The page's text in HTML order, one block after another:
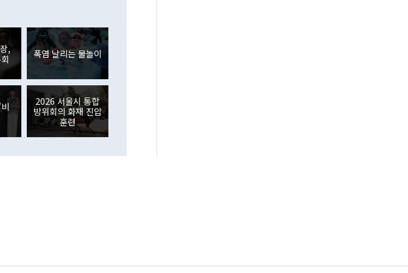
제포럼(EEF)'을 언급하
한 데 대해서도 조 장관
도가 나가지 않았다"고
정부 내 조율을 거치지
와 국호 사용, 9·19 군
정할 사안이 아니어서 월
의 업무보고를 듣고 난
"라고 재차 확인했다. 정
국가안전보장회의(NSC)
에 가깝다"며 "안보 관
진하겠다고 업무보고를
한다'고 주장한 것은 심각
적이 없기 때문이다. 지
. 직접투자에서는 내국
투자가 46억3000만달러
식 매도세가 이어졌다. 외
으로 316억1000만달러
대 순매도 기록을 다시
(WGBI) 자금 유입에도
9000만달러를 기록했
억6000만달러 증가했
,
폭염 날리는 물놀이
2026 서울시 통합
방위회의 화재 진압
훈련